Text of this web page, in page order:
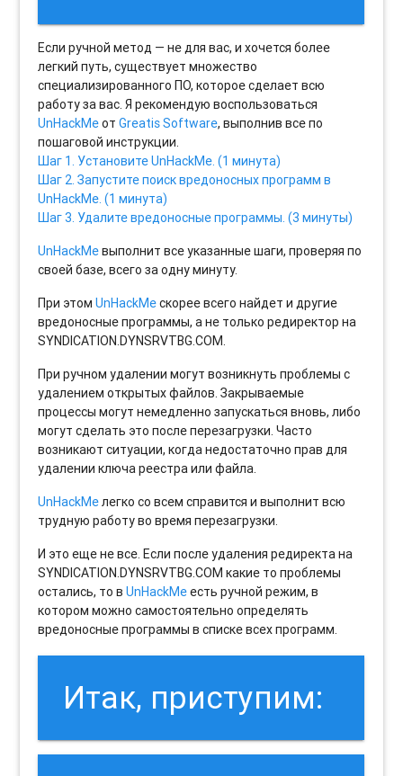
Если ручной метод — не для вас, и хочется более
легкий путь, существует множество
специализированного ПО, которое сделает всю
работу за вас. Я рекомендую воспользоваться
UnHackMeотGreatis Software, выполнив все по
пошаговой инструкции.
Шаг 1. Установите UnHackMe. (1 минута)
Шаг 2. Запустите поиск вредоносных программ в
UnHackMe. (1 минута)
Шаг 3. Удалите вредоносные программы. (3 минуты)
UnHackMeвыполнит все указанные шаги, проверяя по
своей базе, всего за одну минуту.
При этомUnHackMeскорее всего найдет и другие
вредоносные программы, а не только редиректор на
SYNDICATION.DYNSRVTBG.COM.
При ручном удалении могут возникнуть проблемы с
удалением открытых файлов. Закрываемые
процессы могут немедленно запускаться вновь, либо
могут сделать это после перезагрузки. Часто
возникают ситуации, когда недостаточно прав для
удалении ключа реестра или файла.
UnHackMeлегко со всем справится и выполнит всю
трудную работу во время перезагрузки.
И это еще не все. Если после удаления редиректа на
SYNDICATION.DYNSRVTBG.COM какие то проблемы
остались, то вUnHackMeесть ручной режим, в
котором можно самостоятельно определять
вредоносные программы в списке всех программ.
Итак, приступим: